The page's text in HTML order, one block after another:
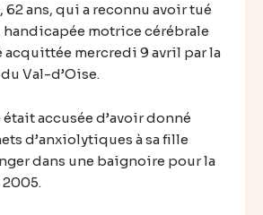
62 ans, qui a reconnu avoir tué
motrice cérébrale
acquittée mercredi 9 avril par la
Val-d’Oise.
accusée d’avoir donné
d’anxiolytiques à sa fille
dans une baignoire pour la
2005.